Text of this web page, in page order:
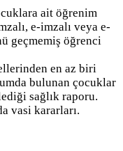
ait öğrenim
e-imzalı veya e-
geçmemiş öğrenci
en az biri
bulunan çocuklar
sağlık raporu.
vasi kararları.